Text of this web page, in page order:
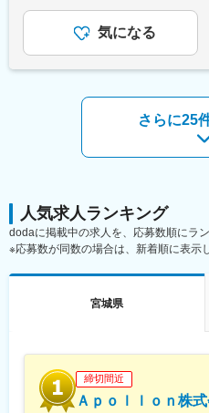
入社6か月（31歳）：800～
入社1年6か月（29歳）：
入社2年6か月31歳：1500～
◎M&A未経験者が多数活躍
現在活躍中の社員の90％以
(銀行、保険、人材、不動産、
変更の範囲：会社の定める業
＊直行直帰可能で、出張や案
＊１つの現場を２～３人で
案件】
受注案件は官庁2割、民間8
施設、オフィスビル、集合
ルまでさまざまな建築物の
アは東京、埼玉中心になりま
Tokyo Bay
【◇グループに頼りすぎない
戸田建設グループで堅実な経
率は99.4％で親会社に依存し
社の信頼により外部からの受
戸田建設の子会社ですが各
社風ではございません。
変更の範囲：会社の定める業務
す。50代で自分の働きたい
重要視・厚遇されるのが特
であり、選考を通じて上下
定手当を含めた表記です。
気になる
さらに25
人気求人ランキング
dodaに掲載中の求人を、応募数順にラ
※応募数が同数の場合は、新着順に表示
宮城県
締切間近
Ａｐｏｌｌｏｎ株